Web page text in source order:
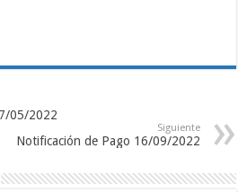
05/2022
Siguiente
Notificación de Pago 16/09/2022